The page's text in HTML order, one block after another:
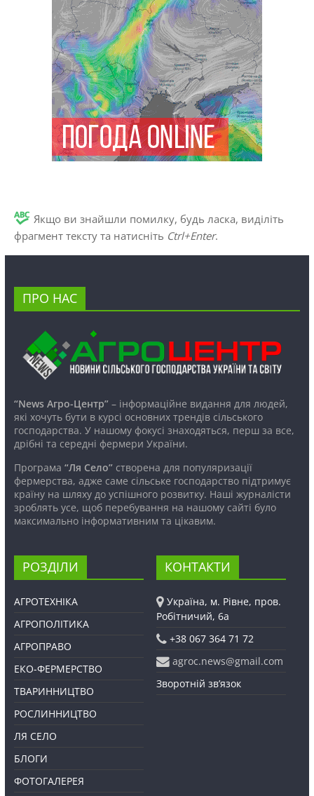
Якщо ви знайшли помилку, будь ласка, виділіть
фрагмент тексту та натисніть Ctrl+Enter.
ПРО НАС
“News Агро-Центр”– інформаційне видання для людей,
які хочуть бути в курсі основних трендів сільського
господарства. У нашому фокусі знаходяться, перш за все,
дрібні та середні фермери України.
Програма “Ля Село”створена для популяризації
фермерства, адже саме сільське господарство підтримує
країну на шляху до успішного розвитку. Наші журналісти
зроблять усе, щоб перебування на нашому сайті було
максимально інформативним та цікавим.
РОЗДІЛИ
АГРОТЕХНІКА
АГРОПОЛІТИКА
АГРОПРАВО
ЕКО-ФЕРМЕРСТВО
ТВАРИННИЦТВО
РОСЛИННИЦТВО
ЛЯ СЕЛО
БЛОГИ
ФОТОГАЛЕРЕЯ
КОНТАКТИ
Україна, м. Рівне, пров.
Робітничий, 6а
+38 067 364 71 72
agroc.news@gmail.com
Зворотній зв’язок